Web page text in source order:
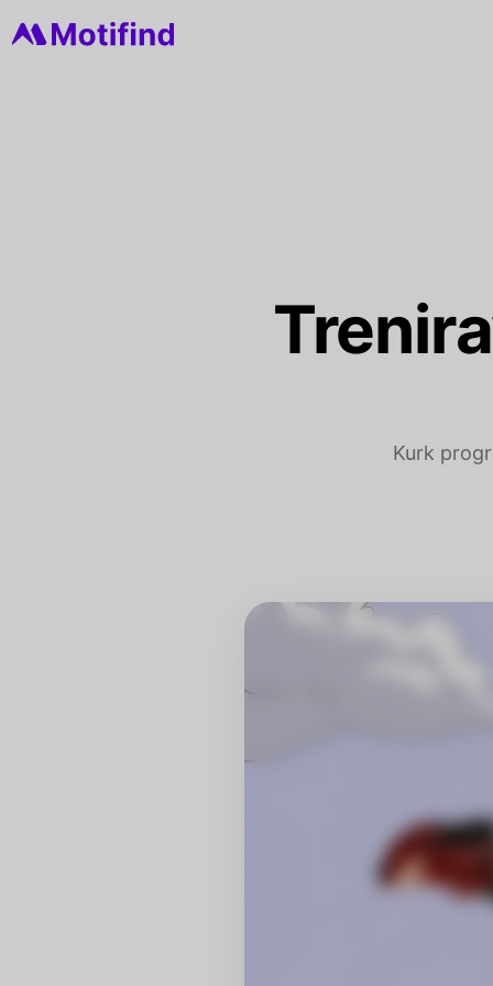
Kurk